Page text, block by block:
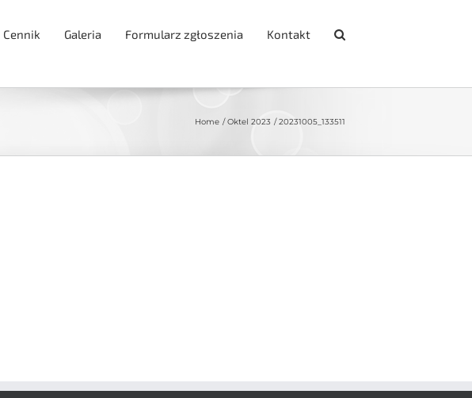
Cennik Galeria Formularz zgłoszenia Kontakt
Home Oktel 2023 20231005_133511